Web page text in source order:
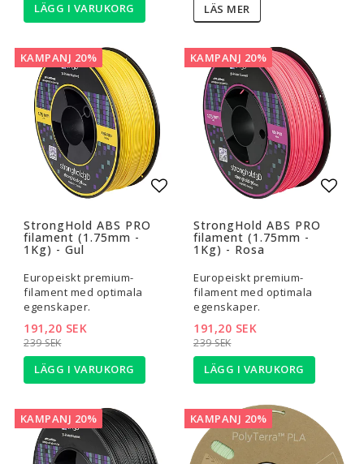
LÄGG I VARUKORG LÄS MER
KAMPANJ 20%
StrongHold ABS PRO
filament (1.75mm -
1Kg) - Gul
Europeiskt premium-
filament med optimala
egenskaper.
239 SEK
191,20 SEK
LÄGG I VARUKORG
KAMPANJ 20%
StrongHold ABS PRO
filament (1.75mm -
1Kg) - Rosa
Europeiskt premium-
filament med optimala
egenskaper.
239 SEK
191,20 SEK
LÄGG I VARUKORG
KAMPANJ 20% KAMPANJ 20%